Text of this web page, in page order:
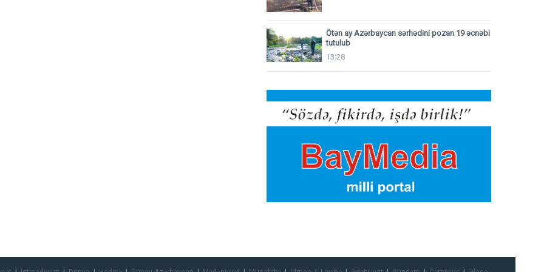
Ötən ay Azərbaycan sərhədini pozan 19 əcnəbi
tutulub
13:28